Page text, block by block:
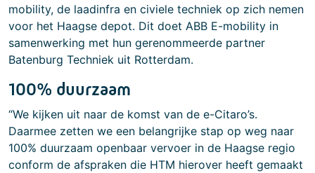
mobility, de laadinfra en civiele techniek op zich nemen
voor het Haagse depot. Dit doet ABB E-mobility in
samenwerking met hun gerenommeerde partner
Batenburg Techniek uit Rotterdam.
100% duurzaam
“We kijken uit naar de komst van de e-Citaro’s.
Daarmee zetten we een belangrijke stap op weg naar
100% duurzaam openbaar vervoer in de Haagse regio
conform de afspraken die HTM hierover heeft gemaakt